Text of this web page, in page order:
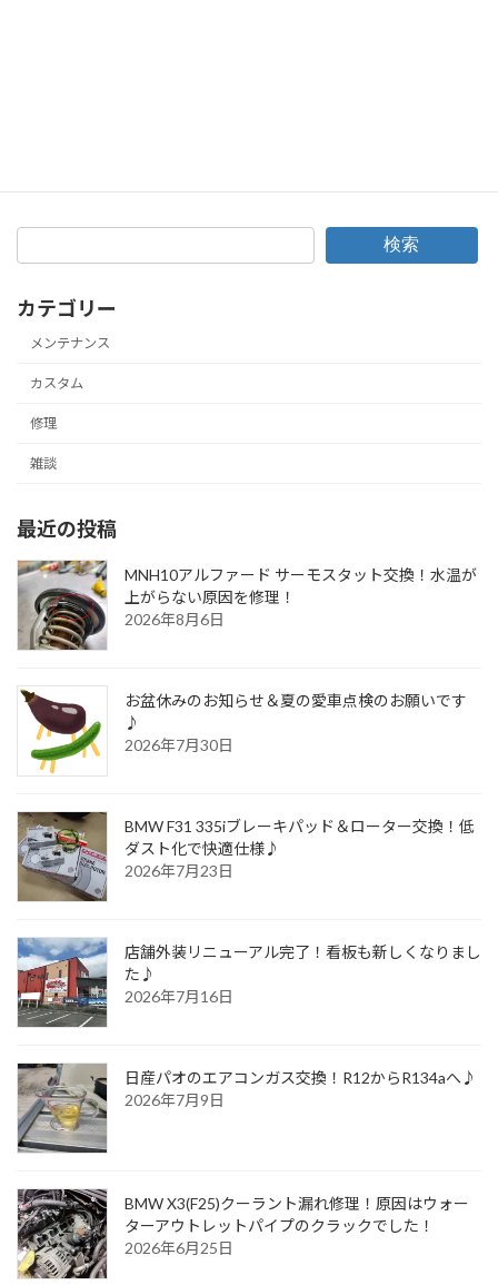
検索
カテゴリー
メンテナンス
カスタム
修理
雑談
最近の投稿
MNH10アルファード サーモスタット交換！水温が
上がらない原因を修理！
2026年8月6日
お盆休みのお知らせ＆夏の愛車点検のお願いです
♪
2026年7月30日
BMW F31 335iブレーキパッド＆ローター交換！低
ダスト化で快適仕様♪
2026年7月23日
店舗外装リニューアル完了！看板も新しくなりまし
た♪
2026年7月16日
日産パオのエアコンガス交換！R12からR134aへ♪
2026年7月9日
BMW X3(F25)クーラント漏れ修理！原因はウォー
ターアウトレットパイプのクラックでした！
2026年6月25日